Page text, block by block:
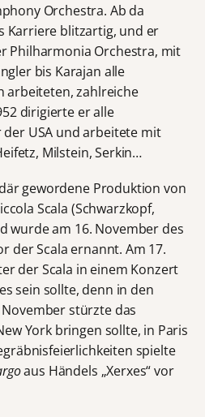
Orchestra. Ab da
Karriere blitzartig, und er
Philharmonia Orchestra, mit
bis Karajan alle
arbeiteten, zahlreiche
dirigierte er alle
USA und arbeitete mit
Milstein, Serkin…
gewordene Produktion von
Scala (Schwarzkopf,
wurde am 16. November des
der Scala ernannt. Am 17.
der Scala in einem Konzert
sein sollte, denn in den
stürzte das
York bringen sollte, in Paris
spielte
aus Händels „Xerxes“ vor